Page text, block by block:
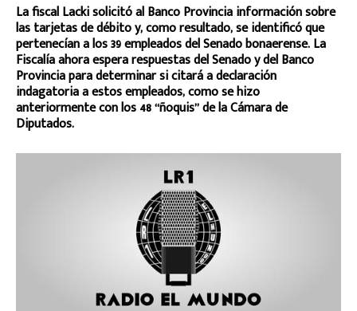
La fiscal Lacki solicitó al Banco Provincia información sobre
las tarjetas de débito y, como resultado, se identificó que
pertenecían a los 39 empleados del Senado bonaerense. La
Fiscalía ahora espera respuestas del Senado y del Banco
Provincia para determinar si citará a declaración
indagatoria a estos empleados, como se hizo
anteriormente con los 48 “ñoquis” de la Cámara de
Diputados.